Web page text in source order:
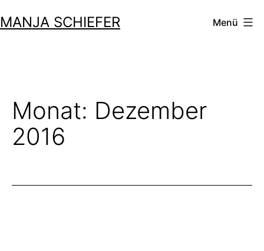
Inhalt
MANJA SCHIEFER Menü
Monat: Dezember
2016